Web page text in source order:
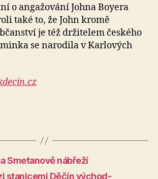
o angažování Johna Boyera
také to, že John kromě
je též držitelem českého
se narodila v Karlových
Smetanově nábřeží
stanicemi Děčín východ-